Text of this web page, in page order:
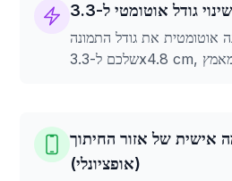
אוטומטית את גודל התמונה
אישית של אזור החיתוך
(אופציונלי)